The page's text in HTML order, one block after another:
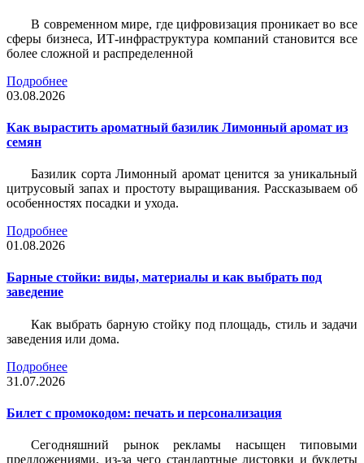
В современном мире, где цифровизация проникает во все
сферы бизнеса, ИТ-инфраструктура компаний становится все
более сложной и распределенной
Подробнее
03.08.2026
Как вырастить ароматный базилик Лимонный аромат из
семян
Базилик сорта Лимонный аромат ценится за уникальный
цитрусовый запах и простоту выращивания. Рассказываем об
особенностях посадки и ухода.
Подробнее
01.08.2026
Барные стойки: виды, материалы и как выбрать под
заведение
Как выбрать барную стойку под площадь, стиль и задачи
заведения или дома.
Подробнее
31.07.2026
Билет c промокодом: печать и персонализация
Сегодняшний рынок рекламы насыщен типовыми
предложениями, из-за чего стандартные листовки и буклеты